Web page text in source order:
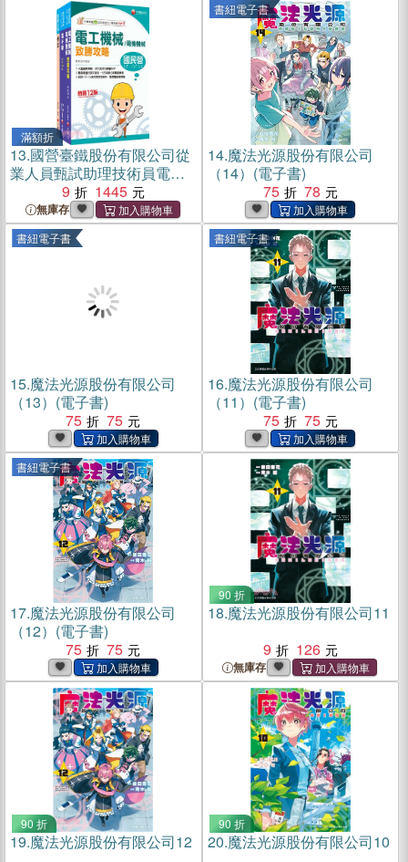
滿額折
13.國營臺鐵股份有限公司從
業人員甄試助理技術員電務/
電力課文版套書（共三冊）
9 1445
無庫存
書紐電子書
14.魔法光源股份有限公司
（14）(電子書)
75
78
書紐電子書
15.魔法光源股份有限公司
（13）(電子書)
75
75
書紐電子書
16.魔法光源股份有限公司
（11）(電子書)
75
75
書紐電子書
17.魔法光源股份有限公司
（12）(電子書)
75
75
90 折
18.魔法光源股份有限公司11
9
126
無庫存
90 折
19.魔法光源股份有限公司12
90 折
20.魔法光源股份有限公司10